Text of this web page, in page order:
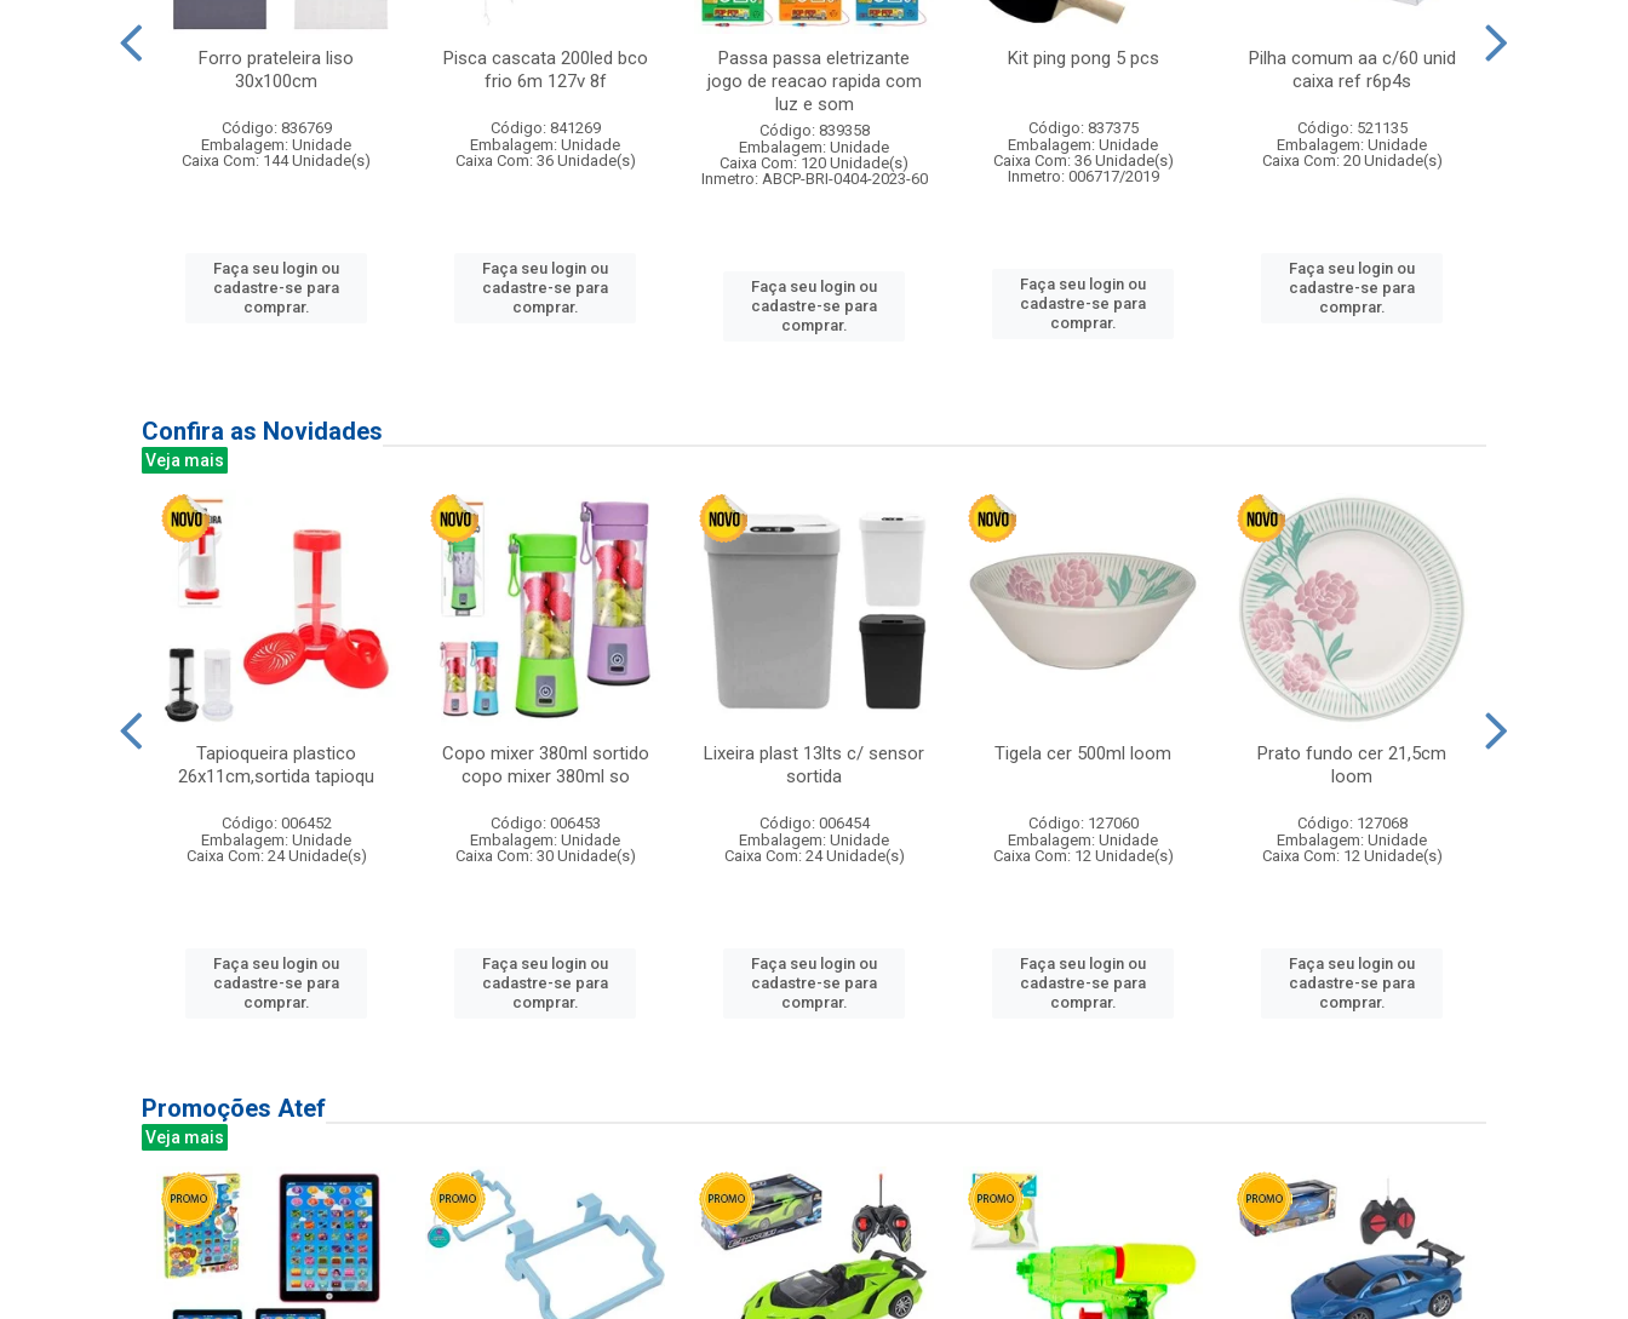
Forro prateleira liso
30x100cm
Código: 836769
Embalagem: Unidade
Caixa Com: 144 Unidade(s)
Faça seu login ou
cadastre-se para
comprar.
Pisca cascata 200led bco
frio 6m 127v 8f
Código: 841269
Embalagem: Unidade
Caixa Com: 36 Unidade(s)
Faça seu login ou
cadastre-se para
comprar.
Passa passa eletrizante
jogo de reacao rapida com
luz e som
Código: 839358
Embalagem: Unidade
Caixa Com: 120 Unidade(s)
Inmetro: ABCP-BRI-0404-2023-60
Faça seu login ou
cadastre-se para
comprar.
Kit ping pong 5 pcs
Código: 837375
Embalagem: Unidade
Caixa Com: 36 Unidade(s)
Inmetro: 006717/2019
Faça seu login ou
cadastre-se para
comprar.
Pilha comum aa c/60 unid
caixa ref r6p4s
Código: 521135
Embalagem: Unidade
Caixa Com: 20 Unidade(s)
Faça seu login ou
cadastre-se para
comprar.
Confira as Novidades
Veja mais
Tapioqueira plastico
26x11cm,sortida tapioqu
Código: 006452
Embalagem: Unidade
Caixa Com: 24 Unidade(s)
Faça seu login ou
cadastre-se para
comprar.
Copo mixer 380ml sortido
copo mixer 380ml so
Código: 006453
Embalagem: Unidade
Caixa Com: 30 Unidade(s)
Faça seu login ou
cadastre-se para
comprar.
Lixeira plast 13lts c/ sensor
sortida
Código: 006454
Embalagem: Unidade
Caixa Com: 24 Unidade(s)
Faça seu login ou
cadastre-se para
comprar.
Tigela cer 500ml loom
Código: 127060
Embalagem: Unidade
Caixa Com: 12 Unidade(s)
Faça seu login ou
cadastre-se para
comprar.
Prato fundo cer 21,5cm
loom
Código: 127068
Embalagem: Unidade
Caixa Com: 12 Unidade(s)
Faça seu login ou
cadastre-se para
comprar.
Promoções Atef
Veja mais